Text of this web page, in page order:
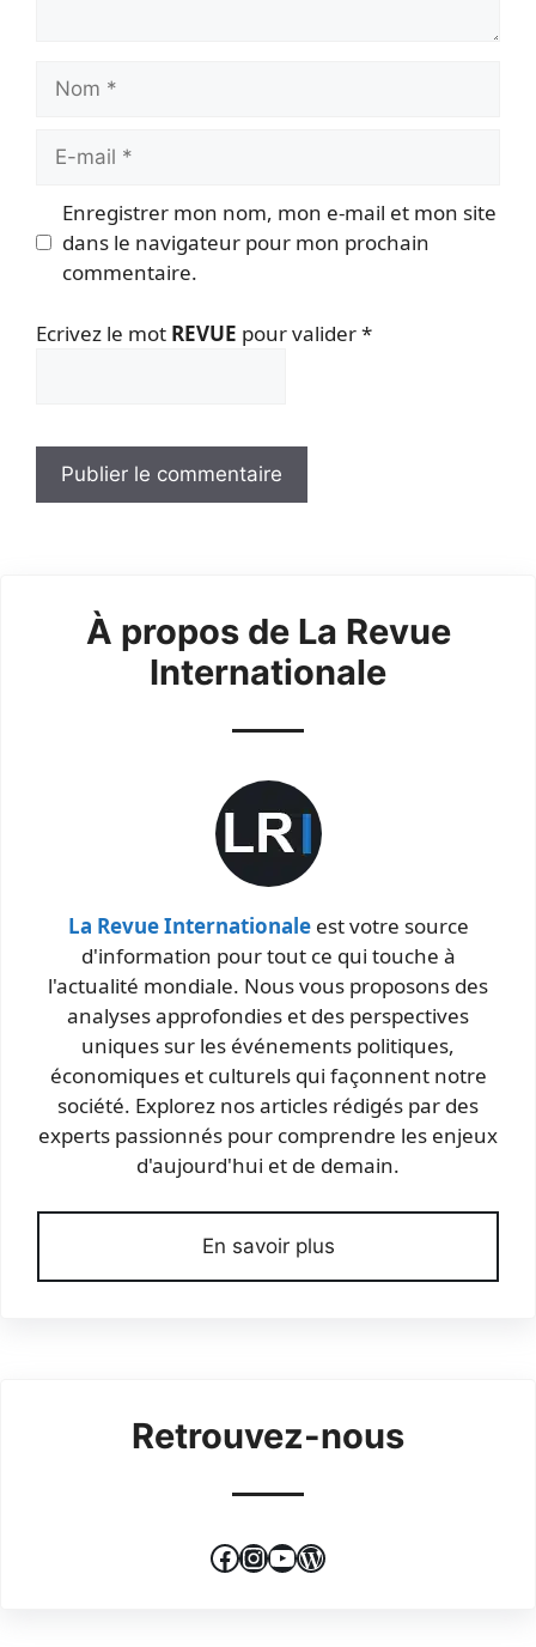
Nom
Enregistrer mon nom, mon e-mail et mon site
dans le navigateur pour mon prochain
commentaire.
Ecrivez le mot REVUE pour valider*
À propos de La Revue
Internationale
La Revue Internationaleest votre source
d'information pour tout ce qui touche à
l'actualité mondiale. Nous vous proposons des
analyses approfondies et des perspectives
uniques sur les événements politiques,
économiques et culturels qui façonnent notre
société. Explorez nos articles rédigés par des
experts passionnés pour comprendre les enjeux
d'aujourd'hui et de demain.
En savoir plus
Retrouvez-nous
Facebook
Instagram
YouTube
WordPress